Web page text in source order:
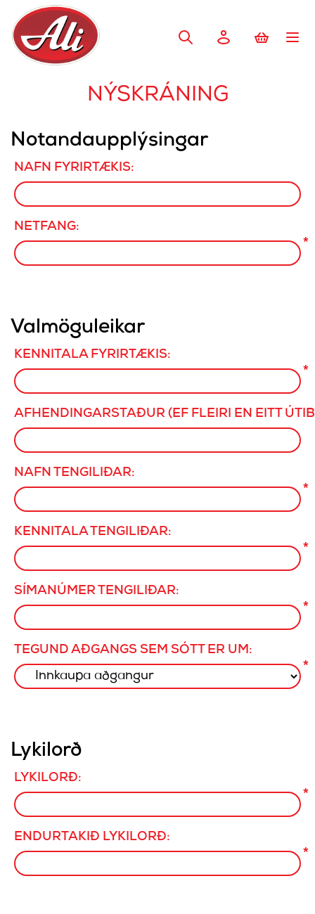
NÝSKRÁNING
Notandaupplýsingar
NAFN FYRIRTÆKIS:
NETFANG:
*
Valmöguleikar
KENNITALA FYRIRTÆKIS:
*
AFHENDINGARSTAÐUR (EF FLEIRI EN EITT
NAFN TENGILIÐAR:
*
KENNITALA TENGILIÐAR:
*
SÍMANÚMER TENGILIÐAR:
*
TEGUND AÐGANGS SEM SÓTT ER UM:
*
Lykilorð
LYKILORÐ:
*
ENDURTAKIÐ LYKILORÐ:
*